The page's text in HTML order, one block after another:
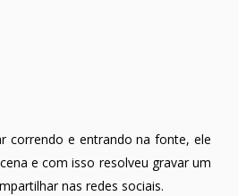
correndo e entrando na fonte, ele
e com isso resolveu gravar um
nas redes sociais.